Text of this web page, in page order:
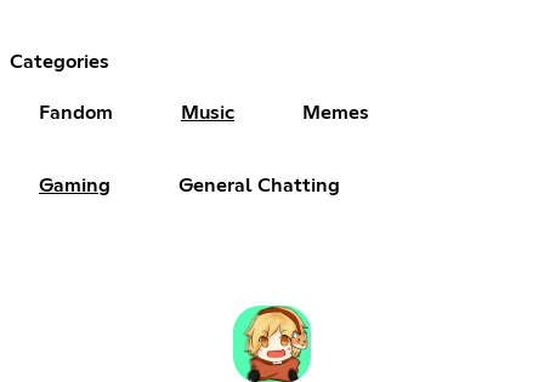
Categories
Fandom Music Memes
Gaming General Chatting